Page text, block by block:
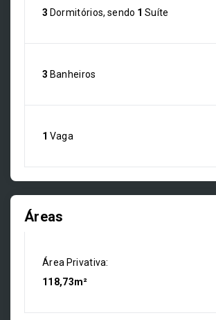
3 Dormitórios, sendo 1 Suíte
3 Banheiros
1 Vaga
Áreas
Área Privativa:
118,73m²